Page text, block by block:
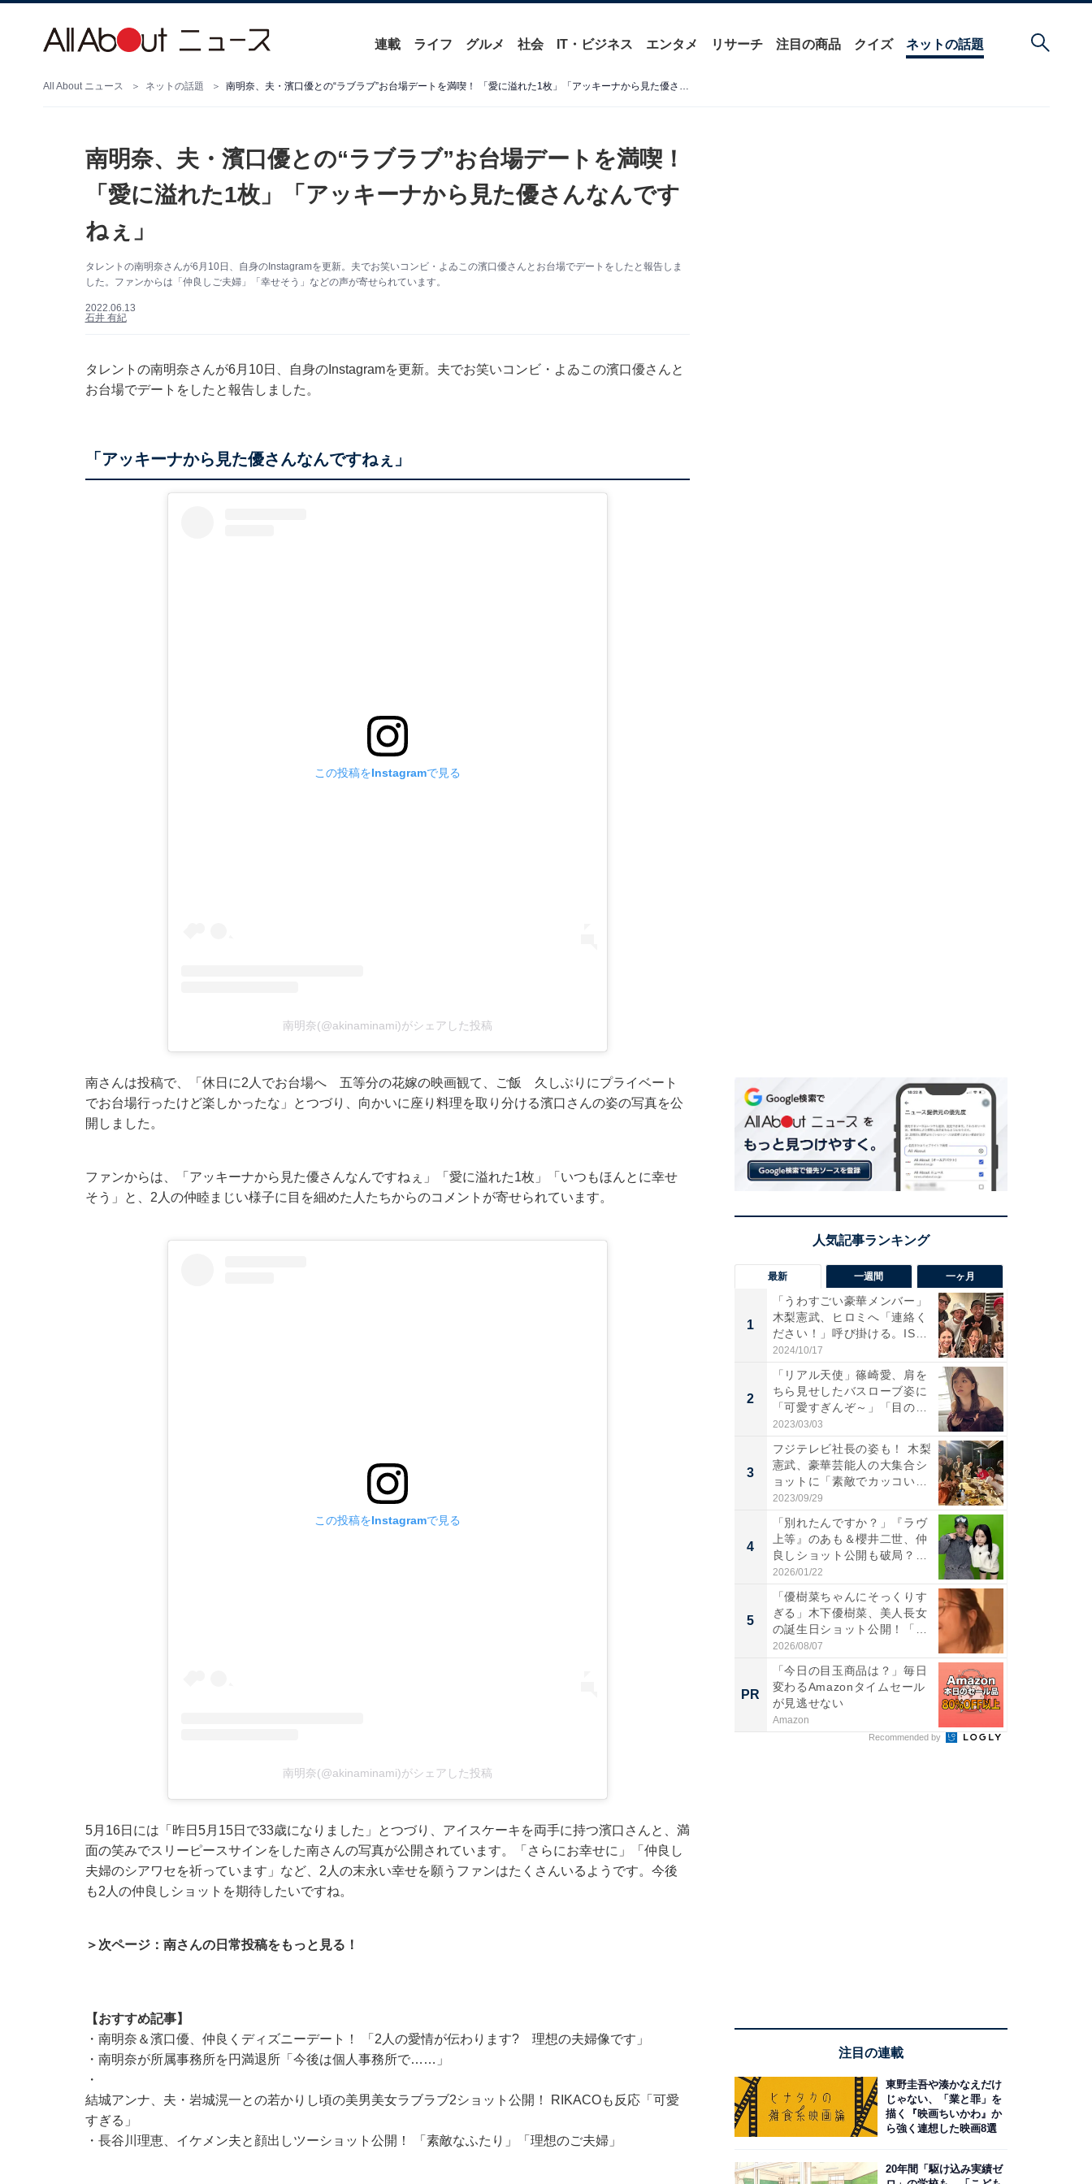
連載 ライフ グルメ 社会 IT・ビジネス エンタメ リサーチ 注目の商品 クイズ ネットの話題
All About ニュース ネットの話題 南明奈、夫・濱口優との“ラブラブ”お台場デートを満喫！ 「愛に溢れた1枚」「アッキーナから見た優さんなんですねぇ」
南明奈、夫・濱口優との“ラブラブ”お台場デートを満喫！
「愛に溢れた1枚」「アッキーナから見た優さんなんです
ねぇ」
タレントの南明奈さんが6月10日、自身のInstagramを更新。夫でお笑いコンビ・よゐこの濱口優さんとお台場でデートをしたと報告しま
した。ファンからは「仲良しご夫婦」「幸せそう」などの声が寄せられています。
2022.06.13
石井 有紀
タレントの南明奈さんが6月10日、自身のInstagramを更新。夫でお笑いコンビ・よゐこの濱口優さんと
お台場でデートをしたと報告しました。
「アッキーナから見た優さんなんですねぇ」
この投稿をInstagramで見る
南明奈(@akinaminami)がシェアした投稿
南さんは投稿で、「休日に2人でお台場へ 五等分の花嫁の映画観て、ご飯 久しぶりにプライベート
でお台場行ったけど楽しかったな」とつづり、向かいに座り料理を取り分ける濱口さんの姿の写真を公
開しました。
ファンからは、「アッキーナから見た優さんなんですねぇ」「愛に溢れた1枚」「いつもほんとに幸せ
そう」と、2人の仲睦まじい様子に目を細めた人たちからのコメントが寄せられています。
この投稿をInstagramで見る
南明奈(@akinaminami)がシェアした投稿
5月16日には「昨日5月15日で33歳になりました」とつづり、アイスケーキを両手に持つ濱口さんと、満
面の笑みでスリーピースサインをした南さんの写真が公開されています。「さらにお幸せに」「仲良し
夫婦のシアワセを祈っています」など、2人の末永い幸せを願うファンはたくさんいるようです。今後
も2人の仲良しショットを期待したいですね。
＞次ページ：南さんの日常投稿をもっと見る！
【おすすめ記事】
・ 南明奈＆濱口優、仲良くディズニーデート！ 「2人の愛情が伝わります? 理想の夫婦像です」
・ 南明奈が所属事務所を円満退所「今後は個人事務所で……」
・
結城アンナ、夫・岩城滉一との若かりし頃の美男美女ラブラブ2ショット公開！ RIKACOも反応「可愛
すぎる」
・ 長谷川理恵、イケメン夫と顔出しツーショット公開！ 「素敵なふたり」「理想のご夫婦」
最新 一週間 一ヶ月
1
「うわすごい豪華メンバー」
木梨憲武、ヒロミへ「連絡く
ださい！」呼び掛ける。IS
S...
2024/10/17
2
「リアル天使」篠崎愛、肩を
ちら見せしたバスローブ姿に
「可愛すぎんぞ～」「目の表
情...
2023/03/03
3
フジテレビ社長の姿も！ 木梨
憲武、豪華芸能人の大集合シ
ョットに「素敵でカッコい
い...
2023/09/29
4
「別れたんですか？」『ラヴ
上等』のあも＆櫻井二世、仲
良しショット公開も破局？
「...
2026/01/22
5
「優樹菜ちゃんにそっくりす
ぎる」木下優樹菜、美人長女
の誕生日ショット公開！「1
4...
2026/08/07
PR
「今日の目玉商品は？」毎日
変わるAmazonタイムセール
が見逃せない
Amazon
Recommended by
注目の連載
東野圭吾や湊かなえだけ
じゃない、「業と罪」を
描く『映画ちいかわ』か
ら強く連想した映画8選
20年間「駆け込み実績ゼ